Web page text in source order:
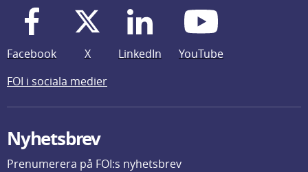
Facebook X LinkedIn
YouTube
FOI i sociala medier
Nyhetsbrev
Prenumerera på FOI:s nyhetsbrev